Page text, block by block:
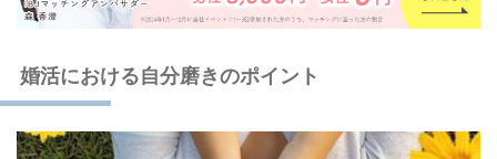
婚活における自分磨きのポイント